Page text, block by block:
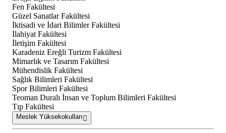
Fen Fakültesi
Güzel Sanatlar Fakültesi
İktisadi ve İdari Bilimler Fakültesi
İlahiyat Fakültesi
İletişim Fakültesi
Karadeniz Ereğli Turizm Fakültesi
Mimarlık ve Tasarım Fakültesi
Mühendislik Fakültesi
Sağlık Bilimleri Fakültesi
Spor Bilimleri Fakültesi
Teoman Duralı İnsan ve Toplum Bilimleri Fakültesi
Tıp Fakültesi
Meslek Yüksekokulları